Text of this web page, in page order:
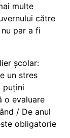
multe
către
par a fi
școlar:
un stres
puțini
o evaluare
/ De anul
obligatorie